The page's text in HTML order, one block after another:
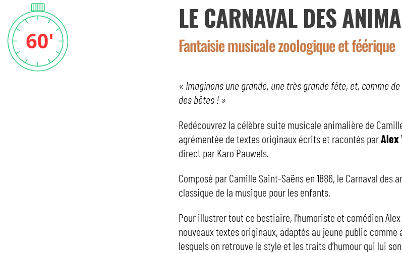
LE CARNAVAL DES
Fantaisie musicale zoologique et féérique
« Imaginons une grande, une très grande fête, et, comme de
des bêtes ! »
Redécouvrez la célèbre suite musicale animalière de
agrémentée de textes originaux écrits et racontés parAlex
direct par Karo Pauwels.
Composé par Camille Saint-Saëns en 1886, le Carnaval des
classique de la musique pour les enfants.
Pour illustrer tout ce bestiaire, l’humoriste et comédien
nouveaux textes originaux, adaptés au jeune public comme
lesquels on retrouve le style et les traits d’humour qui lui